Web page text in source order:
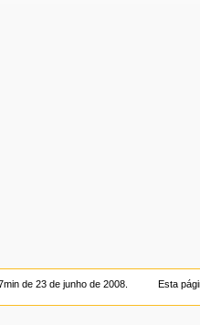
de 23 de junho de 2008. Esta